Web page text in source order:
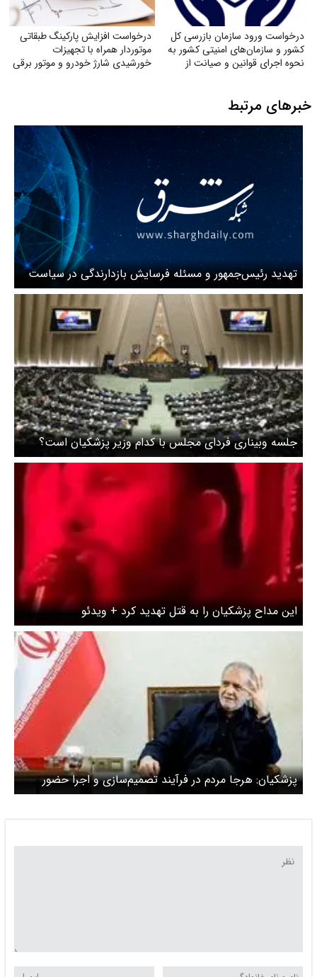
درخواست ورود سازمان بازرسی کل
کشور و سازمان‌های امنیتی کشور به
نحوه اجرای قوانین و صیانت از
درخواست افزایش پارکینگ طبقاتی
موتوردار همراه با تجهیزات
خورشیدی شارژ خودرو و موتور برقی
خبرهای مرتبط
تهدید رئیس‌جمهور و مسئله فرسایش بازدارندگی در سیاست
جنایی
جلسه وبیناری فردای مجلس با کدام وزیر پزشکیان است؟
این مداح پزشکیان را به قتل تهدید کرد + ویدئو
پزشکیان: هرجا مردم در فرآیند تصمیم‌سازی و اجرا حضور
داشته باشند امکان تحقق عدالت و اثربخشی سیاست‌ها